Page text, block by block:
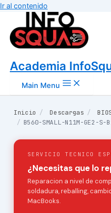
Ir al contenido
Academia
Main Menu
Inicio / Descargas /
/ B560-SMALL-N11M-GE2-S-
SERVICIO TECNICO
¿Necesitas que lo
Reparacion a nivel de
soldadura, reballing,
MacBooks.